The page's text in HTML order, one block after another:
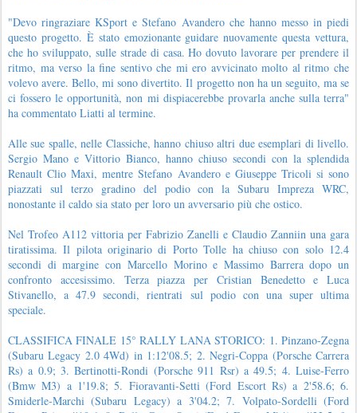
"Devo ringraziare KSport e Stefano Avandero che hanno messo in piedi
questo progetto. È stato emozionante guidare nuovamente questa vettura,
che ho sviluppato, sulle strade di casa. Ho dovuto lavorare per prendere il
ritmo, ma verso la fine sentivo che mi ero avvicinato molto al ritmo che
volevo avere. Bello, mi sono divertito. Il progetto non ha un seguito, ma se
ci fossero le opportunità, non mi dispiacerebbe provarla anche sulla terra"
ha commentato Liatti al termine.
Alle sue spalle, nelle Classiche, hanno chiuso altri due esemplari di livello.
Sergio Mano e Vittorio Bianco, hanno chiuso secondi con la splendida
Renault Clio Maxi, mentre Stefano Avandero e Giuseppe Tricoli si sono
piazzati sul terzo gradino del podio con la Subaru Impreza WRC,
nonostante il caldo sia stato per loro un avversario più che ostico.
Nel Trofeo A112 vittoria per Fabrizio Zanelli e Claudio Zanniin una gara
tiratissima. Il pilota originario di Porto Tolle ha chiuso con solo 12.4
secondi di margine con Marcello Morino e Massimo Barrera dopo un
confronto accesissimo. Terza piazza per Cristian Benedetto e Luca
Stivanello, a 47.9 secondi, rientrati sul podio con una super ultima
speciale.
CLASSIFICA FINALE 15° RALLY LANA STORICO: 1. Pinzano-Zegna
(Subaru Legacy 2.0 4Wd) in 1:12'08.5; 2. Negri-Coppa (Porsche Carrera
Rs) a 0.9; 3. Bertinotti-Rondi (Porsche 911 Rsr) a 49.5; 4. Luise-Ferro
(Bmw M3) a 1'19.8; 5. Fioravanti-Setti (Ford Escort Rs) a 2'58.6; 6.
Smiderle-Marchi (Subaru Legacy) a 3'04.2; 7. Volpato-Sordelli (Ford